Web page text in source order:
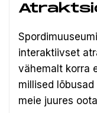
interaktiivset
vähemalt korra
millised
meie juures